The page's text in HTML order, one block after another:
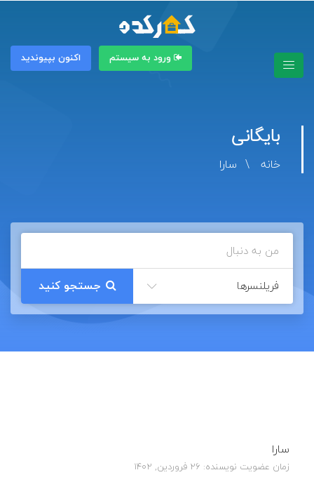
ورود به سیستم اکنون بپیوندید
بایگانی
خانه سارا
فریلنسرها جستجو کنید
سارا
زمان عضویت نویسنده: 26 فروردین, 1402